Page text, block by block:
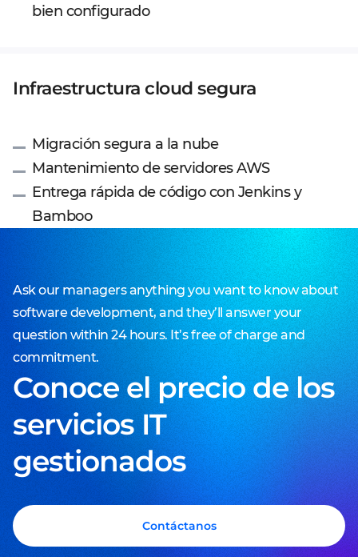
bien configurado
Infraestructura cloud segura
Migración segura a la nube
Mantenimiento de servidores AWS
Entrega rápida de código con Jenkins y
Bamboo
Ask our managers anything you want to know about
software development, and they’ll answer your
question within 24 hours. It’s free of charge and
commitment.
Conoce el precio de los
servicios IT
gestionados
Contáctanos